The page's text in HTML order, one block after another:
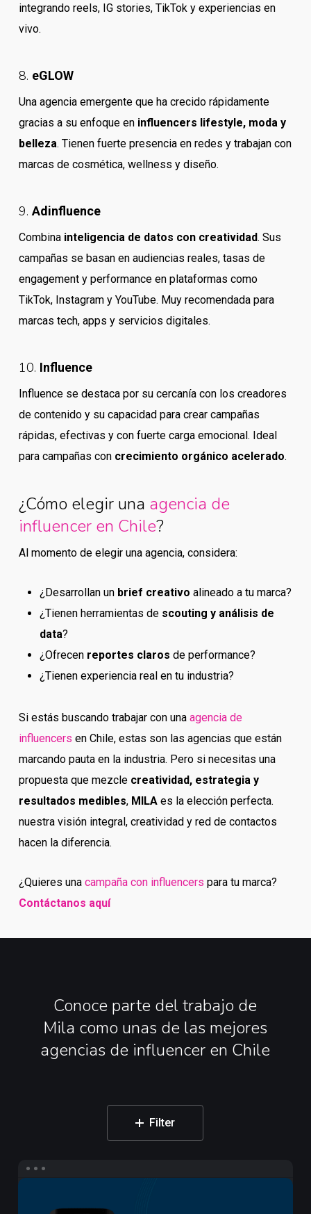
integrando reels, IG stories, TikTok y experiencias en
vivo.
8. eGLOW
Una agencia emergente que ha crecido rápidamente
gracias a su enfoque en influencers lifestyle, moda y
belleza. Tienen fuerte presencia en redes y trabajan con
marcas de cosmética, wellness y diseño.
9.Adinfluence
Combina inteligencia de datos con creatividad. Sus
campañas se basan en audiencias reales, tasas de
engagement y performance en plataformas como
TikTok, Instagram y YouTube. Muy recomendada para
marcas tech, apps y servicios digitales.
10. Influence
Influence se destaca por su cercanía con los creadores
de contenido y su capacidad para crear campañas
rápidas, efectivas y con fuerte carga emocional. Ideal
para campañas con crecimiento orgánico acelerado.
¿Cómo elegir una agencia de
influencer en Chile?
Al momento de elegir una agencia, considera:
¿Desarrollan un brief creativo alineado a tu marca?
¿Tienen herramientas de scouting y análisis de
data?
¿Ofrecen reportes claros de performance?
¿Tienen experiencia real en tu industria?
Si estás buscando trabajar con una agencia de
influencers en Chile, estas son las agencias que están
marcando pauta en la industria. Pero si necesitas una
propuesta que mezcle creatividad, estrategia y
resultados medibles, MILAes la elección perfecta.
nuestra visión integral, creatividad y red de contactos
hacen la diferencia.
¿Quieres una campaña con influencers para tu marca?
Contáctanos aquí
Conoce parte del trabajo de
Mila como unas de las mejores
agencias de influencer en Chile
Filter
Campaña